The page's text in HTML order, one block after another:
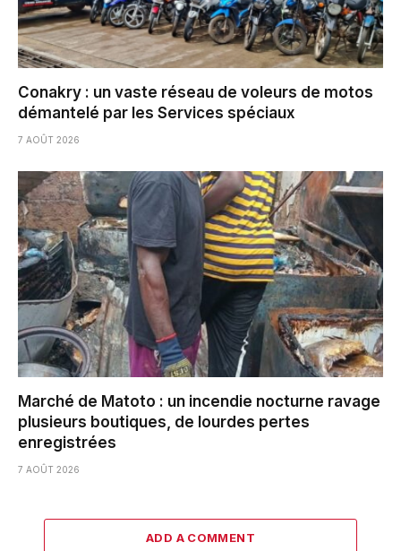
Conakry : un vaste réseau de voleurs de motos
démantelé par les Services spéciaux
7 AOÛT 2026
Marché de Matoto : un incendie nocturne ravage
plusieurs boutiques, de lourdes pertes
enregistrées
7 AOÛT 2026
ADD A COMMENT